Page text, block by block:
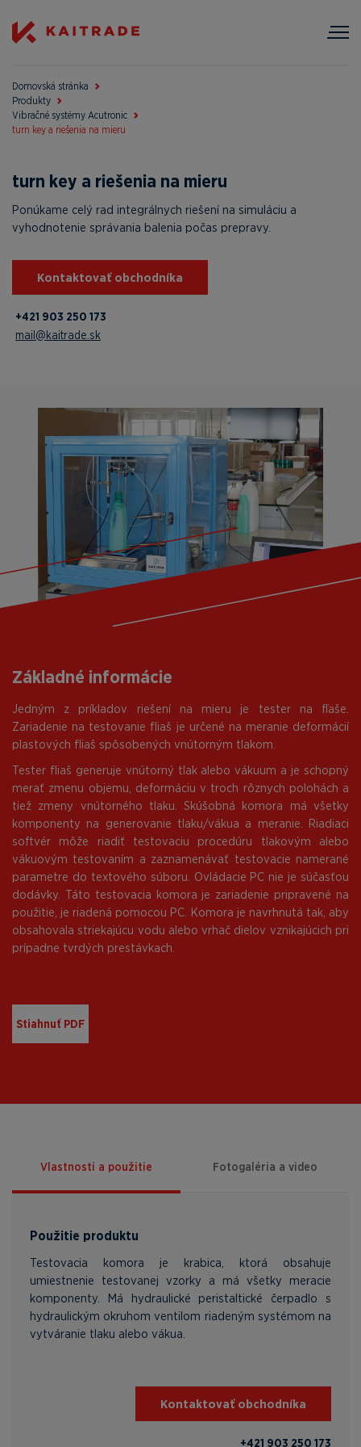
Domovská stránka
Produkty
Vibračné systémy Acutronic
turn key a riešenia na mieru
turn key a riešenia na mieru
Ponúkame celý rad integrálnych riešení na simuláciu a
vyhodnotenie správania balenia počas prepravy.
Kontaktovať obchodníka
+421 903 250 173
mail@kaitrade.sk
Základné informácie
Jedným z príkladov riešení na mieru je tester na fľaše.
Zariadenie na testovanie fliaš je určené na meranie deformácií
plastových fliaš spôsobených vnútorným tlakom.
Tester fliaš generuje vnútorný tlak alebo vákuum a je schopný
merať zmenu objemu, deformáciu v troch rôznych polohách a
tiež zmeny vnútorného tlaku. Skúšobná komora má všetky
komponenty na generovanie tlaku/vákua a meranie. Riadiaci
softvér môže riadiť testovaciu procedúru tlakovým alebo
vákuovým testovaním a zaznamenávať testovacie namerané
parametre do textového súboru. Ovládacie PC nie je súčasťou
dodávky. Táto testovacia komora je zariadenie pripravené na
použitie, je riadená pomocou PC. Komora je navrhnutá tak, aby
obsahovala striekajúcu vodu alebo vrhač dielov vznikajúcich pri
prípadne tvrdých prestávkach.
Stiahnuť PDF
Vlastnosti a použitie Fotogaléria a video
Použitie produktu
Testovacia komora je krabica, ktorá obsahuje
umiestnenie testovanej vzorky a má všetky meracie
komponenty. Má hydraulické peristaltické čerpadlo s
hydraulickým okruhom ventilom riadeným systémom na
vytváranie tlaku alebo vákua.
Kontaktovať obchodníka
+421 903 250 173